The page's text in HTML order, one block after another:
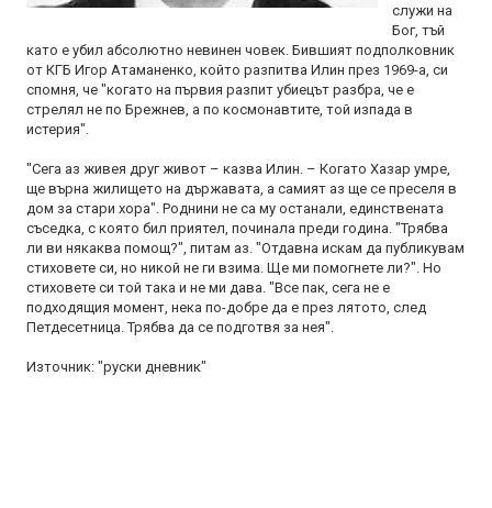
служи на
Бог, тъй
като е убил абсолютно невинен човек. Бившият подполковник
от КГБ Игор Атаманенко, който разпитва Илин през 1969-а, си
спомня, че "когато на първия разпит убиецът разбра, че е
стрелял не по Брежнев, а по космонавтите, той изпада в
истерия".
"Сега аз живея друг живот – казва Илин. – Когато Хазар умре,
ще върна жилището на държавата, а самият аз ще се преселя в
дом за стари хора". Роднини не са му останали, единствената
съседка, с която бил приятел, починала преди година. "Трябва
ли ви някаква помощ?", питам аз. "Отдавна искам да публикувам
стиховете си, но никой не ги взима. Ще ми помогнете ли?". Но
стиховете си той така и не ми дава. "Все пак, сега не е
подходящия момент, нека по-добре да е през лятото, след
Петдесетница. Трябва да се подготвя за нея".
Източник: "руски дневник"